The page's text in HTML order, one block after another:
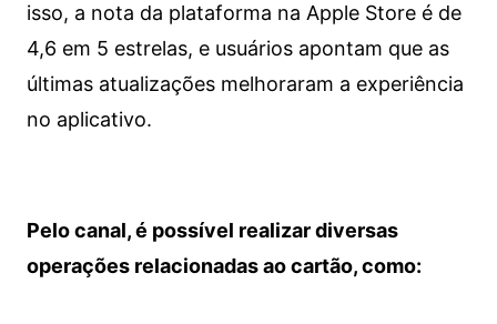
isso, a nota da plataforma na Apple Store é de
4,6 em 5 estrelas, e usuários apontam que as
últimas atualizações melhoraram a experiência
no aplicativo.
Pelo canal, é possível realizar diversas
operações relacionadas ao cartão, como: